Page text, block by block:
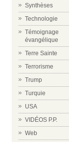
Synthèses
Technologie
Témoignage
évangélique
Terre Sainte
Terrorisme
Trump
Turquie
USA
VIDÉOS P.P.
Web